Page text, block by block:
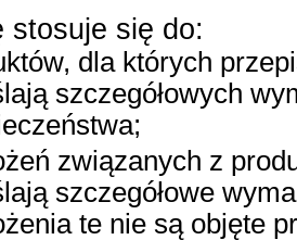
stosuje się do:
dla których
szczegółowych
związanych z
szczegółowe
te nie są objęte